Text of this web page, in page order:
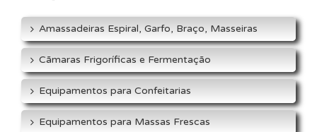
Amassadeiras Espiral, Garfo, Braço, Masseiras
Cãmaras Frigoríficas e Fermentação
Equipamentos para Confeitarias
Equipamentos para Massas Frescas